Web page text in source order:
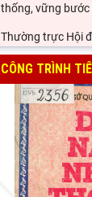
thống, vững bước
Thường trực Hội
ương làm việc với
hội - Văn học,
Đảng ủy Viện
Việt Nam tổ
nghiệp vụ công
Viện Sử học
quốc gia "Danh
Đôn - Di sản và
CÔNG TRÌNH